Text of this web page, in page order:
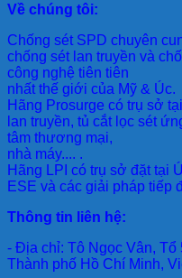
Về chúng tôi:
Chống sét SPD chuyên
chống sét lan truyền và
công nghệ tiên tiên
nhất thế giới của Mỹ & Úc.
Hãng Prosurge có trụ sở
lan truyền, tủ cắt lọc sét
tâm thương mại,
nhà máy.... .
Hãng LPI có trụ sở đặt tại
ESE và các giải pháp tiếp
Thông tin liên hệ:
- Địa chỉ: Tô Ngọc Vân,
Thành phố Hồ Chí Minh,